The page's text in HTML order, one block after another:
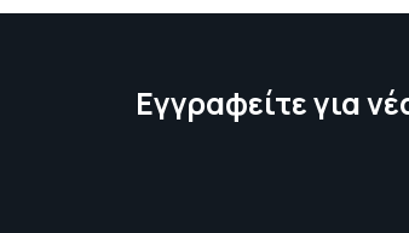
Εγγραφείτε για